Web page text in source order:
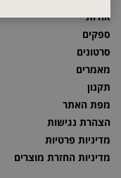
אודות
ספקים
סרטונים
מאמרים
תקנון
מפת האתר
הצהרת נגישות
מדיניות פרטיות
מדיניות החזרת מוצרים